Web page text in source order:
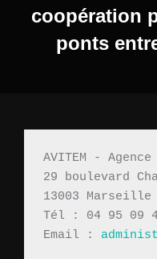
coopération
ponts
AVITEM -
29 boulevard
13003 Marseille
Tél : 04 95 09
Email :